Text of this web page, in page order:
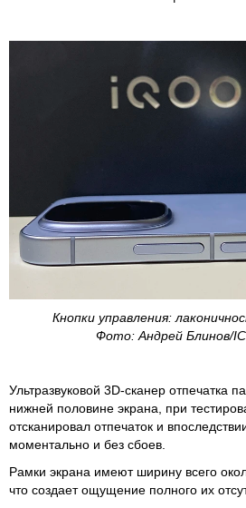
Кнопки управления:
Фото: Андрей Блинов/
Ультразвуковой 3D-сканер отпечатка
нижней половине экрана, при
отсканировал отпечаток и
моментально и без сбоев.
Рамки экрана имеют ширину всего
что создает ощущение полного их